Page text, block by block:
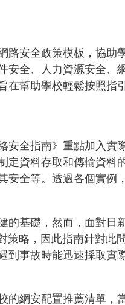
路安全政策模板，協
全、人力資源安全
在幫助學校輕鬆按照
全指南》重點加入
定資料存取和傳輸資
全等。透過各個實例
基礎，然而，面對日
略，因此指南針對
事故時能迅速採取實
的網安配置推薦清單